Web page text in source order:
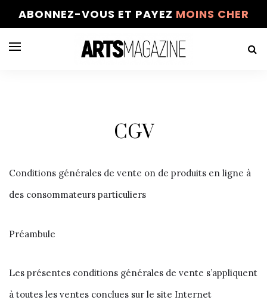
ABONNEZ-VOUS ET PAYEZ MOINS CHER
CGV
Conditions générales de vente on de produits en ligne à
des consommateurs particuliers
Préambule
Les présentes conditions générales de vente s’appliquent
à toutes les ventes conclues sur le site Internet